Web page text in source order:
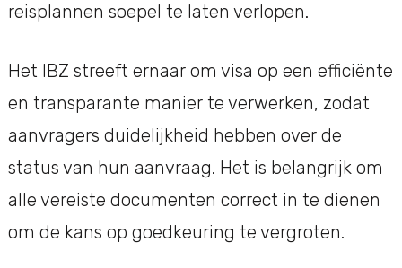
reisplannen soepel te laten verlopen.
Het IBZ streeft ernaar om visa op een efficiënte
en transparante manier te verwerken, zodat
aanvragers duidelijkheid hebben over de
status van hun aanvraag. Het is belangrijk om
alle vereiste documenten correct in te dienen
om de kans op goedkeuring te vergroten.